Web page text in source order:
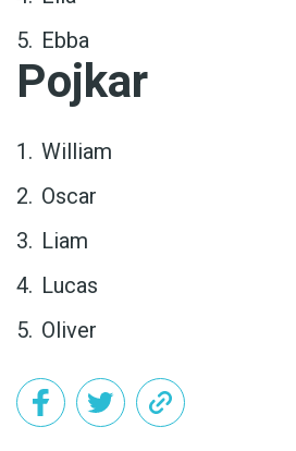
Ebba
Pojkar
William
Oscar
Liam
Lucas
Oliver